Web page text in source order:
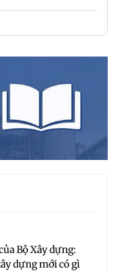
Bộ Xây dựng:
dựng mới có gì